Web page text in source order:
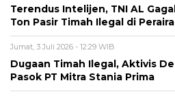
Terendus Intelijen, TNI AL
Ton Pasir Timah Ilegal di
Jumat, 3 Juli 2026 - 12:29 WIB
Dugaan Timah Ilegal, Aktivis
Pasok PT Mitra Stania Prima